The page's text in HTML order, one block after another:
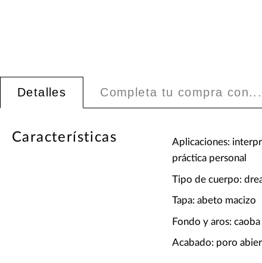
Detalles Completa tu compra con...
Características
Aplicaciones:
práctica personal
Tipo de cuerpo:
Tapa: abeto macizo
Fondo y aros: caoba
Acabado: poro